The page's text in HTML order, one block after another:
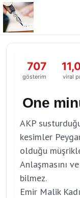
707
gösterim viral
One
AKP
kesimler
olduğu
Anlaşmasını
bilmez.
Emir Malik